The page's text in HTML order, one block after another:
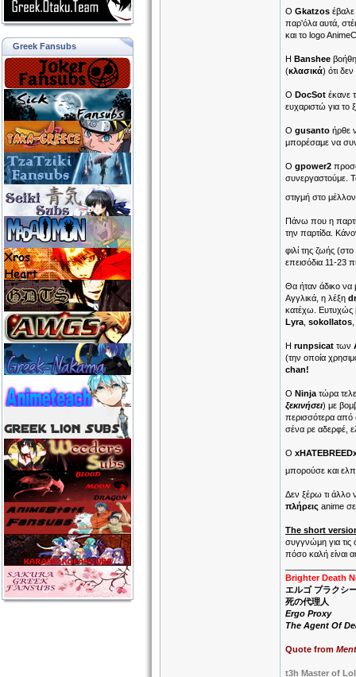
Greek Fansubs
O Gkatzos
παρ'όλα αυτά,
και το logo
Η Banshee
(κλασικά) ότι
Ο DocSot έκανε
ευχαριστώ για το
Ο gusanto ήρθε
μπορέσαμε να
Ο gpower2
συνεργαστούμε.
στιγμή στο
Πάνω που η
την παρτίδα.
φιλί της ζωής
επεισόδια 11-23
Θα ήταν άδικο να
Αγγλικά, η λέξη
κατέχω. Ευτυχώς
Lyra sokollatos
Η runpsicat των
(την οποία
chan!
Ο Ninja τώρα
ξεκινήσει) με
περισσότερα από
σένα ρε αδερφέ,
Ο
μπορούσε και
Δεν ξέρω τι
πλήρεις anime
The short
συγγνώμη για τις
πόσο καλή είναι
Brighter Death
エルゴ プラクシ
死の代理人
Ergo Proxy
The Agent Of
Quote from
t3h Master of